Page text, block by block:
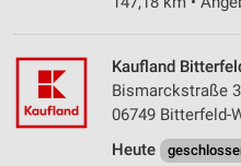
Kaufland
Bismarckstraße
06749 Bitterfeld-
Heute